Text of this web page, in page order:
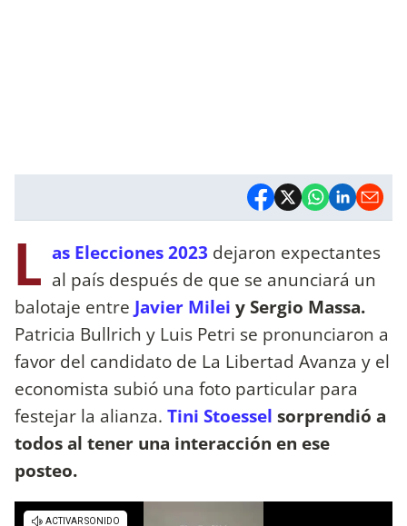
L as Elecciones 2023 dejaron expectantes
al país después de que se anunciará un
balotaje entre Javier Milei y Sergio Massa.
Patricia Bullrich y Luis Petri se pronunciaron a
favor del candidato de La Libertad Avanza y el
economista subió una foto particular para
festejar la alianza. Tini Stoessel sorprendió a
todos al tener una interacción en ese
posteo.